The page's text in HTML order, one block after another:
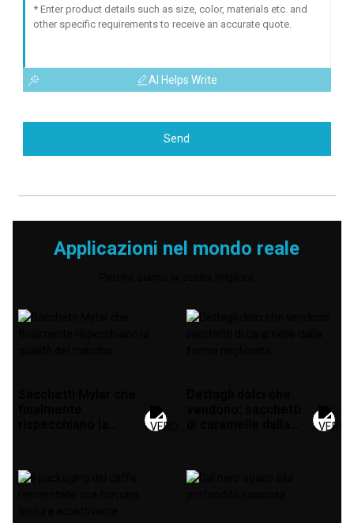
AI Helps Write
Send
Applicazioni nel mondo reale